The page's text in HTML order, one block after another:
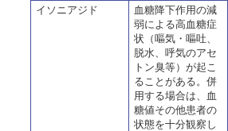
イソニアジド
血糖降下作用の減
弱による高血糖症
状（嘔気・嘔吐、
脱水、呼気のアセ
トン臭等）が起こ
ることがある。併
用する場合は、血
糖値その他患者の
状態を十分観察し